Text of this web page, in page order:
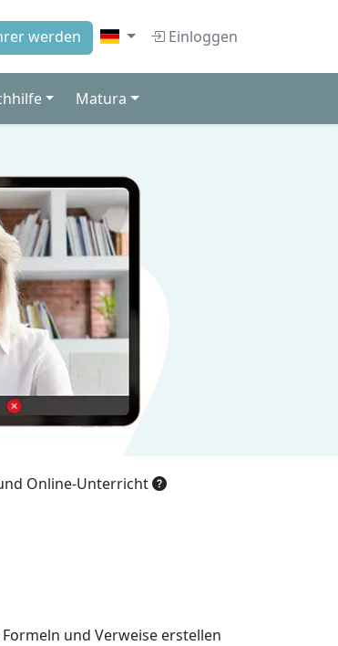
werden Einloggen
Matura
Online-Unterricht
und Verweise erstellen